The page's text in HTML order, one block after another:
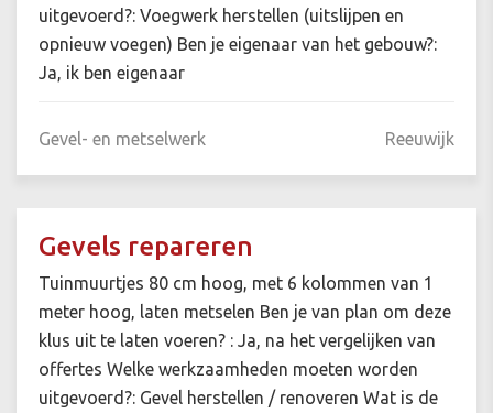
uitgevoerd?: Voegwerk herstellen (uitslijpen en
opnieuw voegen) Ben je eigenaar van het gebouw?:
Ja, ik ben eigenaar
Gevel- en metselwerk Reeuwijk
Gevels repareren
Tuinmuurtjes 80 cm hoog, met 6 kolommen van 1
meter hoog, laten metselen Ben je van plan om deze
klus uit te laten voeren? : Ja, na het vergelijken van
offertes Welke werkzaamheden moeten worden
uitgevoerd?: Gevel herstellen / renoveren Wat is de